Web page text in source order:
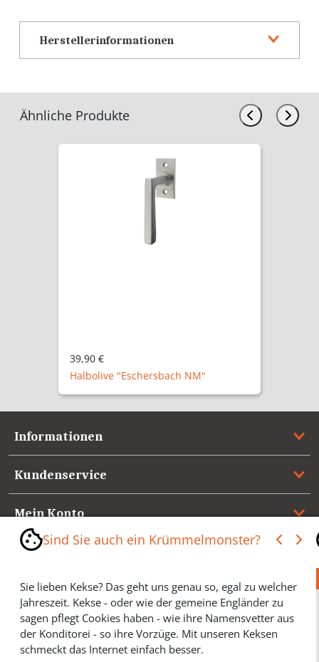
Herstellerinformationen
Ähnliche Produkte
Halbolive "Kronach NM"
Informationen
Kundenservice
Mein Konto
Referenzen
Medienspiegel & Presseinformationen
*** Vertrag widerrufen ***
Sind Sie auch ein Krümmelmonster?
Sie lieben Kekse? Das geht uns genau so, egal zu welcher
Jahreszeit. Kekse - oder wie der gemeine Engländer zu
sagen pflegt Cookies haben - wie ihre Namensvetter aus
der Konditorei - so ihre Vorzüge. Mit unseren Keksen
schmeckt das Internet einfach besser.